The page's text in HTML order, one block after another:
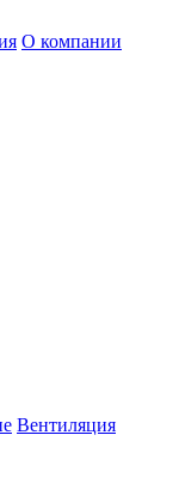
О компании
Вентиляция